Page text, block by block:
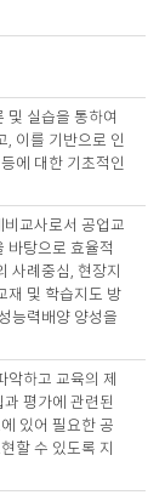
및 실습을 통하여
, 이를 기반으로 인
에 대한 기초적인
교사로서 공업교
바탕으로 효율적
사례중심, 현장지
재 및 학습지도 방
능력배양 양성을
악하고 교육의 제
평가에 관련된
있어 필요한 공
할 수 있도록 지